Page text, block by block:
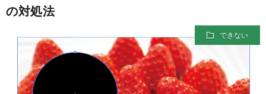
の対処法
できない